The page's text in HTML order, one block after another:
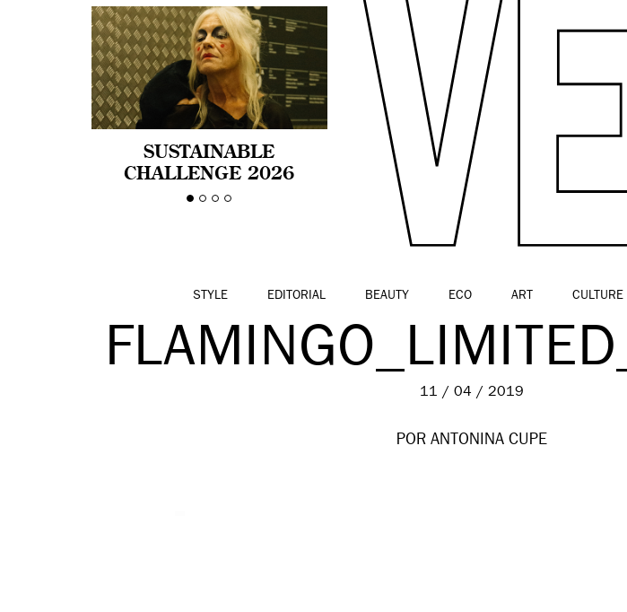
SUSTAINABLE
CHALLENGE 2026
CELEBRA LA
STYLE EDITORIAL BEAUTY ECO ART CULTURE
11 / 04 / 2019
POR ANTONINA CUPE